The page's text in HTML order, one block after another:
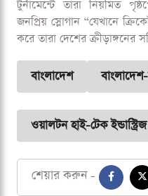
২০২৫’-এর টাইটেল স্পন্সর
প্রস্তুতকারী প্রতিষ্ঠান ওয়ালটন
দলের পাশে থেকে
বাংলাদেশের ঘরোয়া ও
নাম। ন্যাশনাল ক্রিকেট
(ডিপিডিএল), বাংলাদেশ
টুর্নামেন্টে তারা নিয়মিত
জনপ্রিয় স্লোগান “যেখানে
করে তারা দেশের ক্রীড়াঙ্গনের